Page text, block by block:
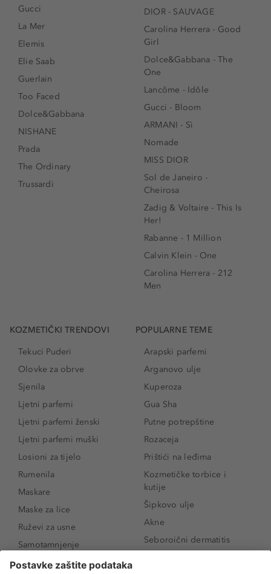
Gucci
La Mer
Elemis
Elie Saab
Guerlain
Too Faced
Dolce&Gabbana
NISHANE
Prada
The Ordinary
Trussardi
DIOR - SAUVAGE
Carolina Herrera - Good
Girl
Dolce&Gabbana - The
One
Lancôme - Idôle
Gucci - Bloom
ARMANI - Sì
Nomade
MISS DIOR
Sol de Janeiro -
Cheirosa
Zadig & Voltaire - This Is
Her!
Rabanne - 1 Million
Calvin Klein - One
Carolina Herrera - 212
Men
KOZMETIČKI TRENDOVI
Tekuci Puderi
Olovke za obrve
Sjenila
Ljetni parfemi
Ljetni parfemi ženski
Ljetni parfemi muški
Losioni za tijelo
Rumenila
Maskare
Maske za lice
Ruževi za usne
Samotamnjenje
Puderi
POPULARNE TEME
Arapski parfemi
Arganovo ulje
Kuperoza
Gua Sha
Putne potrepštine
Rozaceja
Prištići na leđima
Kozmetičke torbice i
kutije
Šipkovo ulje
Akne
Seboroični dermatitis